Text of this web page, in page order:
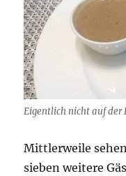
Eigentlich nicht auf der
Mittlerweile
sieben weitere